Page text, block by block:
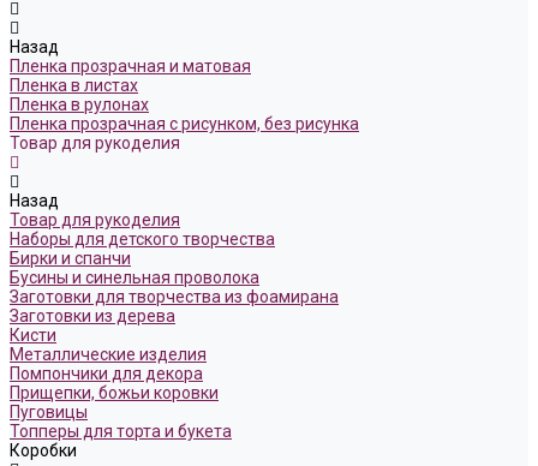
Назад
Пленка прозрачная и матовая
Пленка в листах
Пленка в рулонах
Пленка прозрачная с рисунком, без рисунка
Товар для рукоделия
Назад
Товар для рукоделия
Наборы для детского творчества
Бирки и спанчи
Бусины и синельная проволока
Заготовки для творчества из фоамирана
Заготовки из дерева
Кисти
Металлические изделия
Помпончики для декора
Прищепки, божьи коровки
Пуговицы
Топперы для торта и букета
Коробки